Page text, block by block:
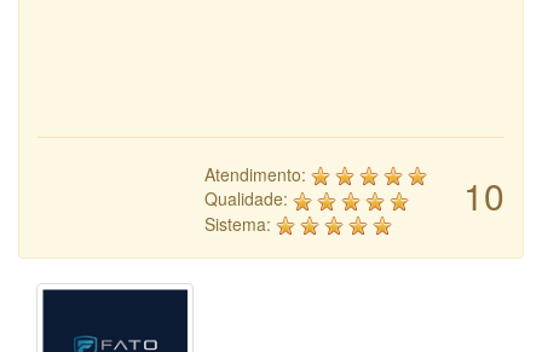
10
Atendimento:
Qualidade:
Sistema: